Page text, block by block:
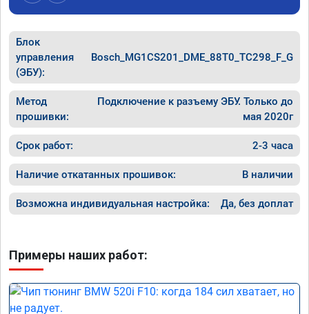
Блок
управления
(ЭБУ):
Bosch_MG1CS201_DME_88T0_TC298_F_G
Метод
прошивки:
Подключение к разъему ЭБУ. Только до
мая 2020г
Срок работ: 2-3 часа
Наличие откатанных прошивок: В наличии
Возможна индивидуальная настройка: Да, без доплат
Примеры наших работ: